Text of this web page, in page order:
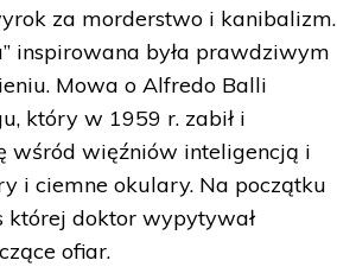
za morderstwo i kanibalizm.
inspirowana była prawdziwym
Mowa o Alfredo Balli
który w 1959 r. zabił i
wśród więźniów inteligencją i
i ciemne okulary. Na początku
której doktor wypytywał
ofiar.